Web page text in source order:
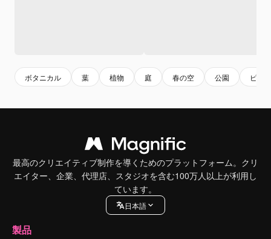
ボタニカル 葉 植物 庭 春の空 公園 ピク
最高のクリエイティブ制作を導くためのプラットフォーム。クリ
エイター、企業、代理店、スタジオを含む100万人以上が利用し
ています。
日本語
製品